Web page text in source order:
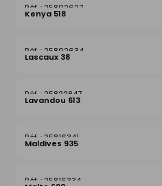
25802627
Kenya 518
25802634
Lascaux 38
25822847
Lavandou 613
25816341
Maldives 935
25816334